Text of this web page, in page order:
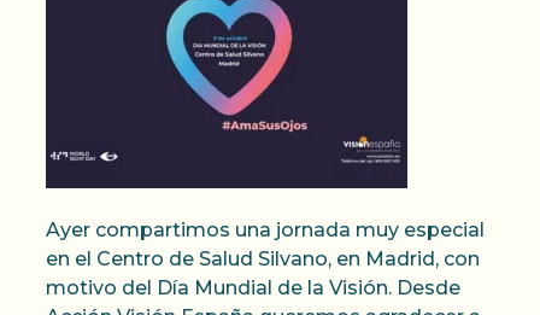
Ayer compartimos una jornada muy especial
en el Centro de Salud Silvano, en Madrid, con
motivo del Día Mundial de la Visión. Desde